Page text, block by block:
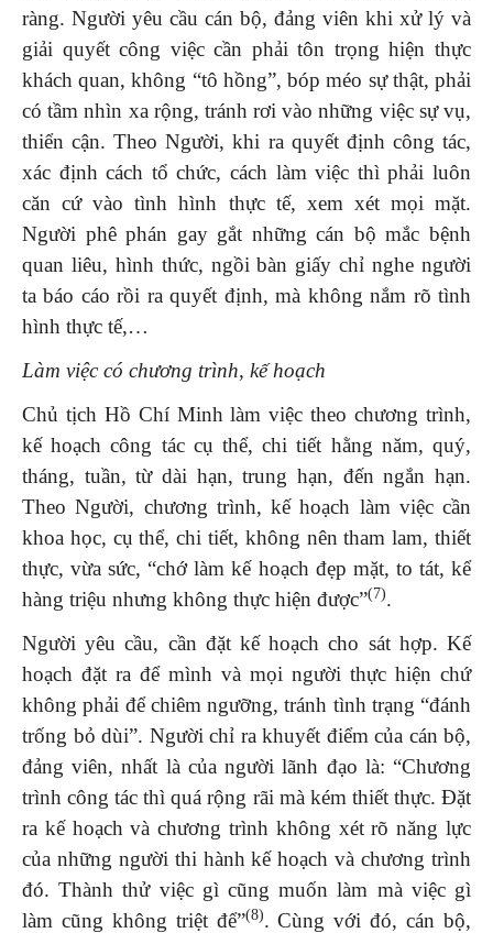
ràng. Người yêu cầu cán bộ, đảng viên khi xử lý và
giải quyết công việc cần phải tôn trọng hiện thực
khách quan, không “tô hồng”, bóp méo sự thật, phải
có tầm nhìn xa rộng, tránh rơi vào những việc sự vụ,
thiển cận. Theo Người, khi ra quyết định công tác,
xác định cách tổ chức, cách làm việc thì phải luôn
căn cứ vào tình hình thực tế, xem xét mọi mặt.
Người phê phán gay gắt những cán bộ mắc bệnh
quan liêu, hình thức, ngồi bàn giấy chỉ nghe người
ta báo cáo rồi ra quyết định, mà không nắm rõ tình
hình thực tế,…
Làm việc có chương trình, kế hoạch
Chủ tịch Hồ Chí Minh làm việc theo chương trình,
kế hoạch công tác cụ thể, chi tiết hằng năm, quý,
tháng, tuần, từ dài hạn, trung hạn, đến ngắn hạn.
Theo Người, chương trình, kế hoạch làm việc cần
khoa học, cụ thể, chi tiết, không nên tham lam, thiết
thực, vừa sức, “chớ làm kế hoạch đẹp mặt, to tát, kể
hàng triệu nhưng không thực hiện được”(7).
Người yêu cầu, cần đặt kế hoạch cho sát hợp. Kế
hoạch đặt ra để mình và mọi người thực hiện chứ
không phải để chiêm ngưỡng, tránh tình trạng “đánh
trống bỏ dùi”. Người chỉ ra khuyết điểm của cán bộ,
đảng viên, nhất là của người lãnh đạo là: “Chương
trình công tác thì quá rộng rãi mà kém thiết thực. Đặt
ra kế hoạch và chương trình không xét rõ năng lực
của những người thi hành kế hoạch và chương trình
đó. Thành thử việc gì cũng muốn làm mà việc gì
làm cũng không triệt để”(8). Cùng với đó, cán bộ,